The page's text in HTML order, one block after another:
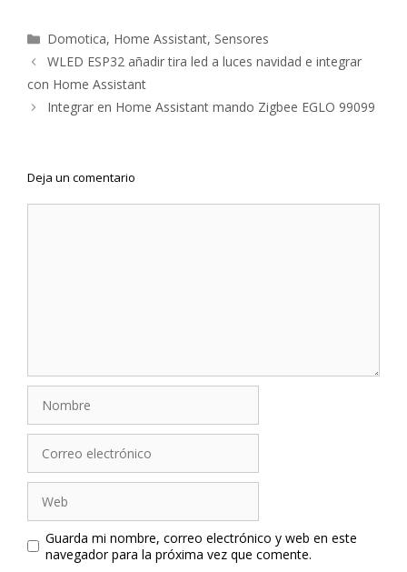
Categorías
Domotica, Home Assistant, Sensores
Navegación
WLED ESP32 añadir tira led a luces navidad e integrar
con Home Assistant
Integrar en Home Assistant mando Zigbee EGLO 99099
Deja un comentario
Comentario
Nombre
Correo
electrónico
Web
Guarda mi nombre, correo electrónico y web en este
navegador para la próxima vez que comente.